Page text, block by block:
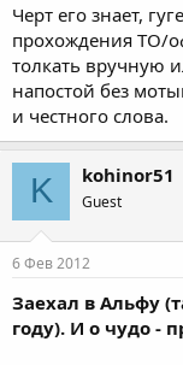
Черт его знает,
прохождения ТО/
толкать вручную
напостой без
и честного слова.
K kohinor51
Guest
6 Фев 2012
Заехал в Альфу
году). И о чудо -